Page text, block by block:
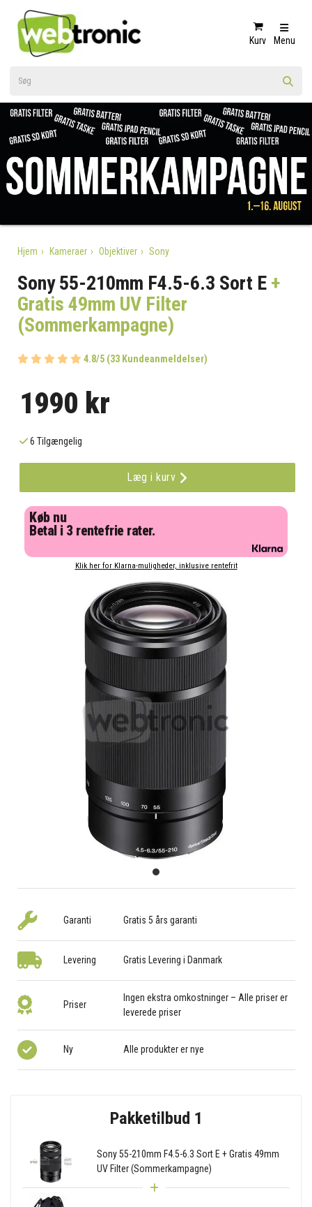
Kurv Menu
Hjem Kameraer Objektiver Sony
Sony 55-210mm F4.5-6.3 Sort E+
Gratis 49mm UV Filter
(Sommerkampagne)
4.8/5 (33 Kundeanmeldelser)
1990 kr
6 Tilgængelig
Læg i kurv
Køb nu
Betal i 3 rentefrie rater.
Klik her for Klarna-muligheder, inklusive rentefrit
Garanti Gratis 5 års garanti
Levering Gratis Levering i Danmark
Priser
Ingen ekstra omkostninger – Alle priser er
leverede priser
Ny Alle produkter er nye
Pakketilbud 1
Sony 55-210mm F4.5-6.3 Sort E + Gratis 49mm
UV Filter (Sommerkampagne)